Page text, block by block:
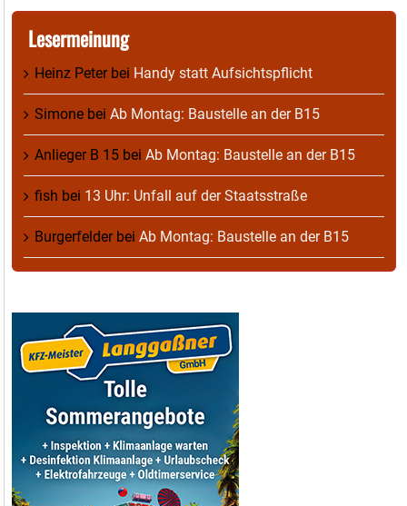
Lesermeinung
Heinz Peterbei Handy statt Aufsichtspflicht
Simone bei Ab Montag: Baustelle an der B15
Anlieger B 15 bei Ab Montag: Baustelle an der B15
fish bei 13 Uhr: Unfall auf der Staatsstraße
Burgerfelderbei Ab Montag: Baustelle an der B15